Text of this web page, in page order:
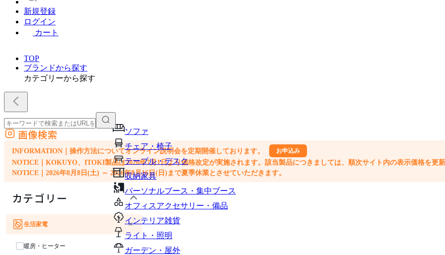
新規登録
ログイン
カート
TOP
ブランドから探す
カテゴリーから探す
ソファ
チェア・椅子
テーブル・デスク
収納家具
パーソナルブース・集中ブース
オフィスアクセサリー・備品
インテリア雑貨
ライト・照明
ガーデン・屋外
外部サイトの商品をカートに追加
他のサイトで見つけた商品ページのURLを貼り付けて、カートに追加できます
画像検索
INFORMATION｜操作方法についてオンライン説明会を定期開催しております。 お申込み
NOTICE｜KOKUYO、ITOKI製品は2026年7月1日より価格改定が実施されます。該当製品につきましては、順次サイト内の表示価格を更新
NOTICE｜2026年8月8日(土) ～ 2026年8月16日(日)まで夏季休業とさせていただきます。
カテゴリー
生活家電 ×
暖房・ヒーター